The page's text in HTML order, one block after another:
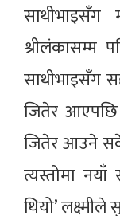
श्रीलंकासम्म
साथीभाइसँग
जितेर
जितेर आउने सके
त्यस्तोमा
थियो’